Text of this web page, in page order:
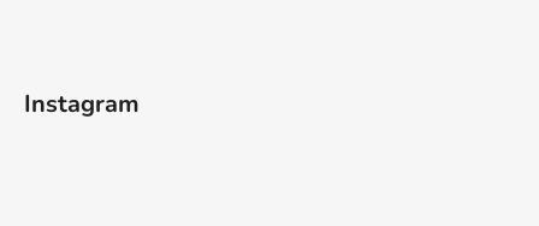
Instagram